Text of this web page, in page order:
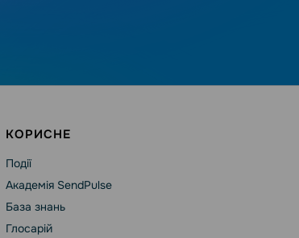
КОРИСНЕ
Події
Академія SendPulse
База знань
Глосарій